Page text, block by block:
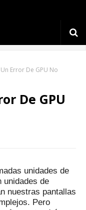
Error De GPU No
De GPU
unidades de
unidades de
nuestras pantallas
Pero